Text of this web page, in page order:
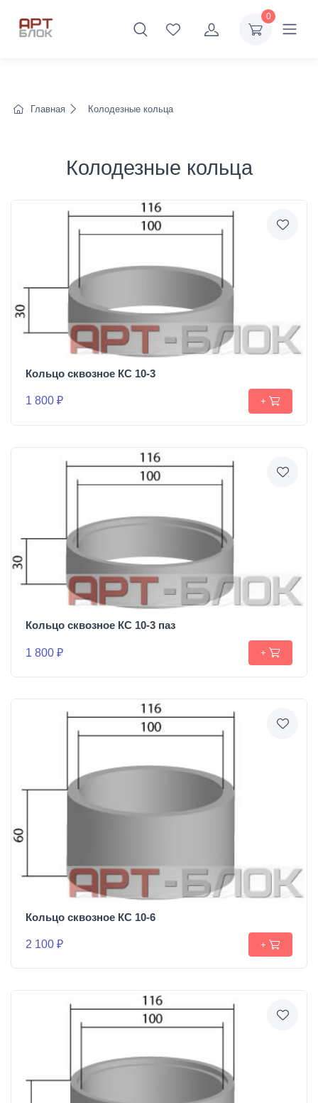
0
Главная Колодезные кольца
Колодезные кольца
Кольцо сквозное КС 10-3
1 800 ₽ +
Кольцо сквозное КС 10-3 паз
1 800 ₽ +
Кольцо сквозное КС 10-6
2 100 ₽ +